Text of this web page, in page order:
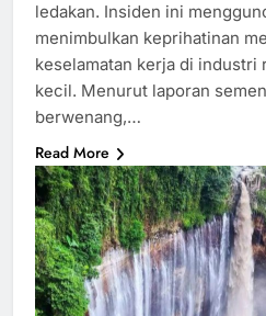
ledakan. Insiden ini
menimbulkan keprihatinan
keselamatan kerja di industri
kecil. Menurut laporan
berwenang,…
Read More